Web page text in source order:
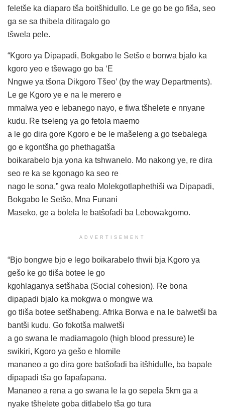
feletše ka diaparo tša boitšhidullo. Le ge go be go fiša, seo
ga se sa thibela ditiragalo go
tšwela pele.
“Kgoro ya Dipapadi, Bokgabo le Setšo e bonwa bjalo ka
kgoro yeo e tšewago go ba ‘E
Nngwe ya tšona Dikgoro Tšeo’ (by the way Departments).
Le ge Kgoro ye e na le merero e
mmalwa yeo e lebanego nayo, e fiwa tšhelete e nnyane
kudu. Re tseleng ya go fetola maemo
a le go dira gore Kgoro e be le mašeleng a go tsebalega
go e kgontšha go phethagatša
boikarabelo bja yona ka tshwanelo. Mo nakong ye, re dira
seo re ka se kgonago ka seo re
nago le sona,” gwa realo Molekgotlaphethiši wa Dipapadi,
Bokgabo le Setšo, Mna Funani
Maseko, ge a bolela le batšofadi ba Lebowakgomo.
ADVERTISEMENT
“Bjo bongwe bjo e lego boikarabelo thwii bja Kgoro ya
gešo ke go tliša botee le go
kgohlaganya setšhaba (Social cohesion). Re bona
dipapadi bjalo ka mokgwa o mongwe wa
go tliša botee setšhabeng. Afrika Borwa e na le balwetši ba
bantši kudu. Go fokotša malwetši
a go swana le madiamagolo (high blood pressure) le
swikiri, Kgoro ya gešo e hlomile
mananeo a go dira gore batšofadi ba itšhidulle, ba bapale
dipapadi tša go fapafapana.
Mananeo a rena a go swana le la go sepela 5km ga a
nyake tšhelete goba ditlabelo tša go tura